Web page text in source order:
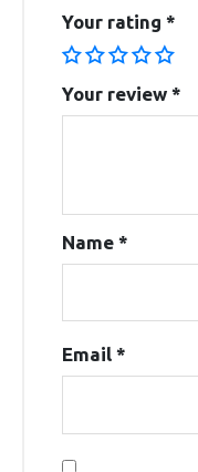
Your rating *
Your review *
Name *
Email *